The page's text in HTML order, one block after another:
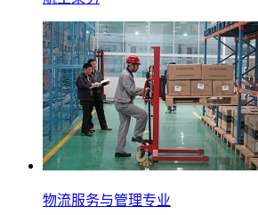
物流服务与管理专业